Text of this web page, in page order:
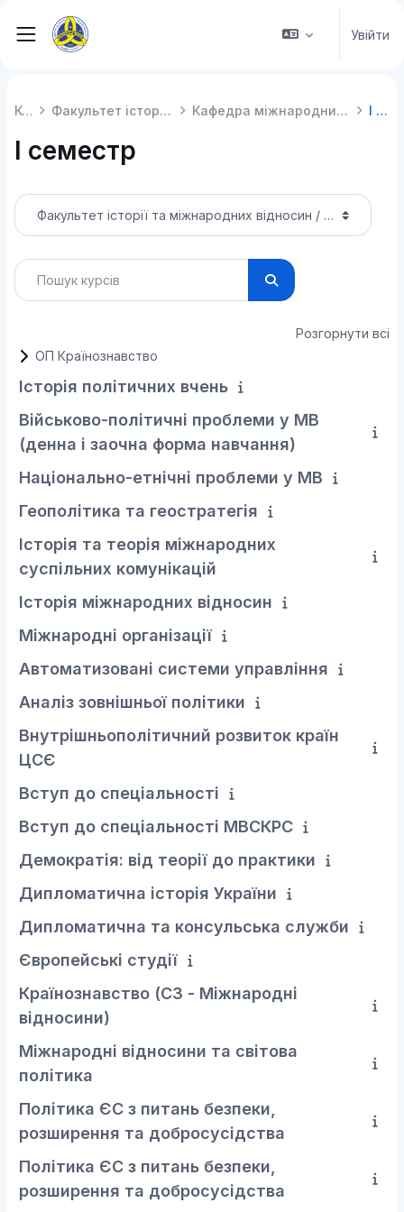
Бокова панель
Увійти
Курси Факультет історії та міжнародних відносин Кафедра міжнародних студій та суспільних комунікацій I семестр
I семестр
Категорії курсів
Пошук курсів
Пошук курсів
Розгорнути всі
ОП Країнознавство
Історія політичних вчень
Військово-політичні проблеми у МВ
(денна і заочна форма навчання)
Національно-етнічні проблеми у МВ
Геополітика та геостратегія
Історія та теорія міжнародних
суспільних комунікацій
Історія міжнародних відносин
Міжнародні організації
Автоматизовані системи управління
Аналіз зовнішньої політики
Внутрішньополітичний розвиток країн
ЦСЄ
Вступ до спеціальності
Вступ до спеціальності МВСКРС
Демократія: від теорії до практики
Дипломатична історія України
Дипломатична та консульська служби
Європейські студії
Країнознавство (С3 - Міжнародні
відносини)
Міжнародні відносини та світова
політика
Політика ЄС з питань безпеки,
розширення та добросусідства
Політика ЄС з питань безпеки,
розширення та добросусідства